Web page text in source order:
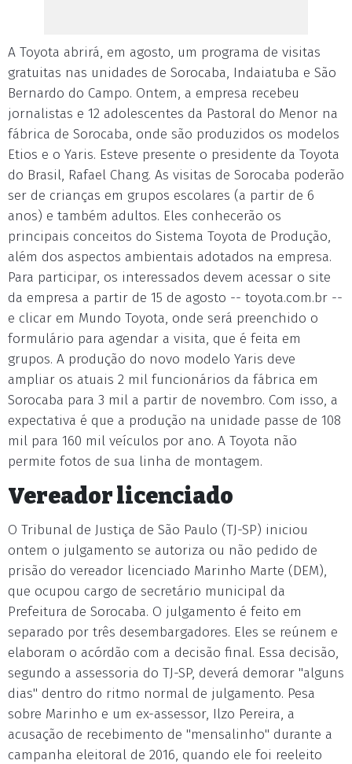
A Toyota abrirá, em agosto, um programa de visitas
gratuitas nas unidades de Sorocaba, Indaiatuba e São
Bernardo do Campo. Ontem, a empresa recebeu
jornalistas e 12 adolescentes da Pastoral do Menor na
fábrica de Sorocaba, onde são produzidos os modelos
Etios e o Yaris. Esteve presente o presidente da Toyota
do Brasil, Rafael Chang. As visitas de Sorocaba poderão
ser de crianças em grupos escolares (a partir de 6
anos) e também adultos. Eles conhecerão os
principais conceitos do Sistema Toyota de Produção,
além dos aspectos ambientais adotados na empresa.
Para participar, os interessados devem acessar o site
da empresa a partir de 15 de agosto -- toyota.com.br --
e clicar em Mundo Toyota, onde será preenchido o
formulário para agendar a visita, que é feita em
grupos. A produção do novo modelo Yaris deve
ampliar os atuais 2 mil funcionários da fábrica em
Sorocaba para 3 mil a partir de novembro. Com isso, a
expectativa é que a produção na unidade passe de 108
mil para 160 mil veículos por ano. A Toyota não
permite fotos de sua linha de montagem.
Vereador licenciado
O Tribunal de Justiça de São Paulo (TJ-SP) iniciou
ontem o julgamento se autoriza ou não pedido de
prisão do vereador licenciado Marinho Marte (DEM),
que ocupou cargo de secretário municipal da
Prefeitura de Sorocaba. O julgamento é feito em
separado por três desembargadores. Eles se reúnem e
elaboram o acórdão com a decisão final. Essa decisão,
segundo a assessoria do TJ-SP, deverá demorar "alguns
dias" dentro do ritmo normal de julgamento. Pesa
sobre Marinho e um ex-assessor, Ilzo Pereira, a
acusação de recebimento de "mensalinho" durante a
campanha eleitoral de 2016, quando ele foi reeleito